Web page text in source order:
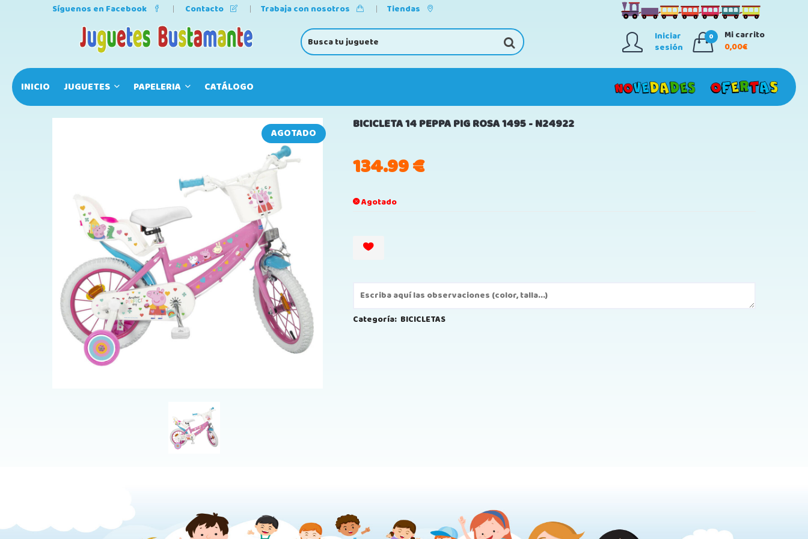
Síguenos en Facebook Contacto Trabaja con nosotros Tiendas
Iniciar
sesión
0
Mi carrito
0,00€
INICIO JUGUETES PAPELERIA CATÁLOGO
AGOTADO
BICICLETA 14 PEPPA PIG ROSA 1495 - N24922
134.99€
Agotado
Categoría: BICICLETAS